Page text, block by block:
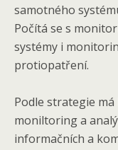
samotného
Počítá se s
systémy i
protiopatření.
Podle strategie
moniltoring a
informačních a